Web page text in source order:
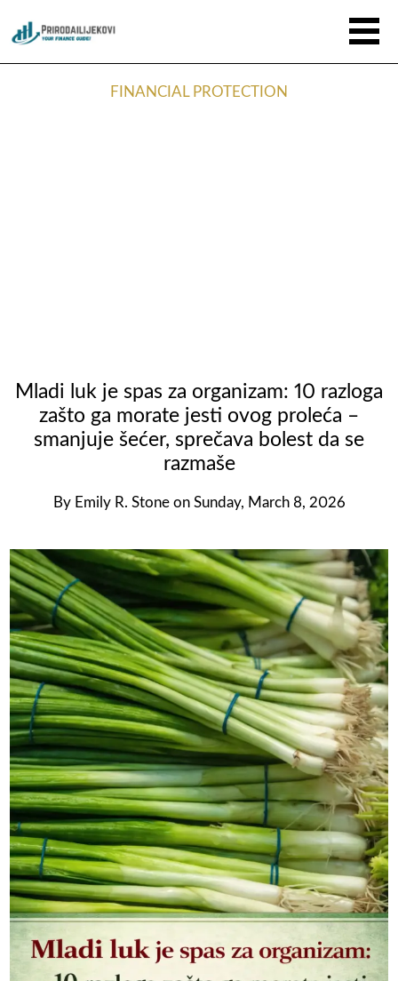
FINANCIAL PROTECTION
Mladi luk je spas za organizam: 10 razloga
zašto ga morate jesti ovog proleća –
smanjuje šećer, sprečava bolest da se
razmaše
By Emily R. Stone on Sunday, March 8, 2026